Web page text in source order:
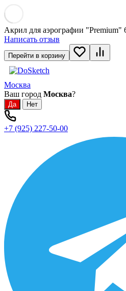
Акрил для аэрографии "Premium"
Написать отзыв
Перейти в корзину
Москва
Ваш город Москва?
+7 (925) 227-50-00